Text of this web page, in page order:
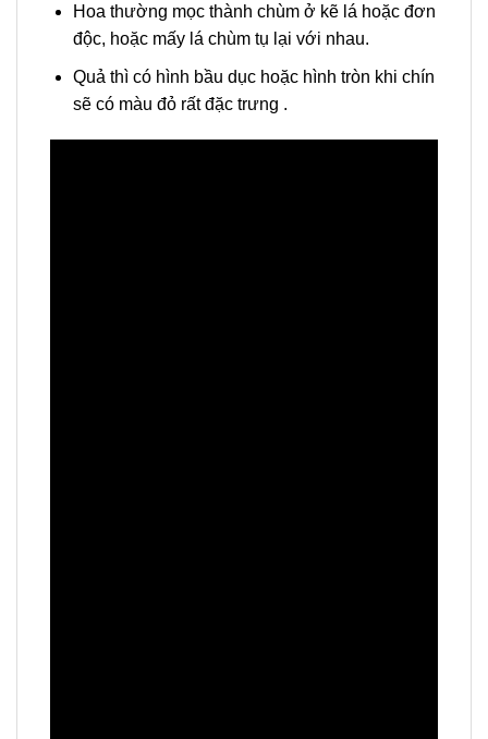
Hoa thường mọc thành chùm ở kẽ lá hoặc đơn
độc, hoặc mấy lá chùm tụ lại với nhau.
Quả thì có hình bầu dục hoặc hình tròn khi chín
sẽ có màu đỏ rất đặc trưng .